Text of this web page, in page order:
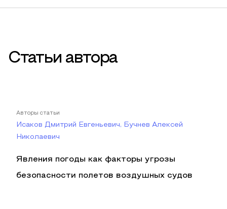
Статьи автора
Авторы статьи
Исаков Дмитрий Евгеньевич, Бучнев Алексей
Николаевич
Явления погоды как факторы угрозы
безопасности полетов воздушных судов